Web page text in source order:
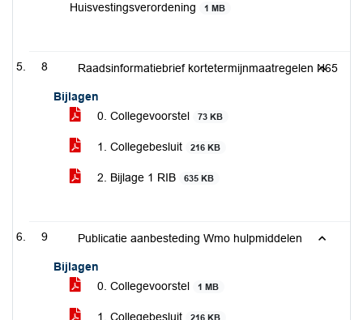
Huisvestingsverordening
1 MB
8 Raadsinformatiebrief kortetermijnmaatregelen N65
Bijlagen
0. Collegevoorstel
73 KB
1. Collegebesluit 216 KB
2. Bijlage 1 RIB 635 KB
9 Publicatie aanbesteding Wmo hulpmiddelen
Bijlagen
0. Collegevoorstel
1 MB
1. Collegebesluit 216 KB